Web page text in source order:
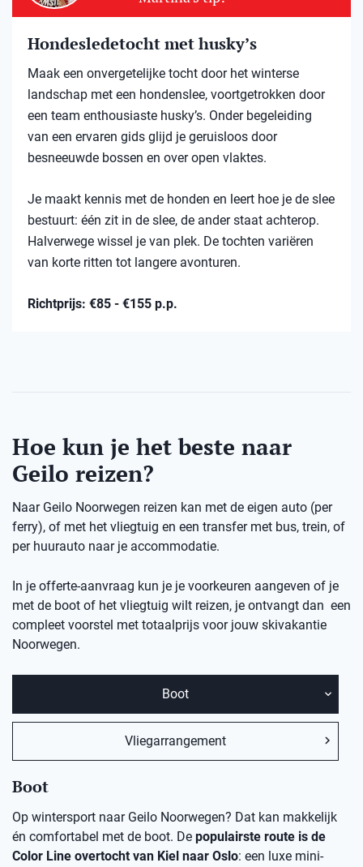
Hondesledetocht met husky’s
Maak een onvergetelijke tocht door het winterse
landschap met een hondenslee, voortgetrokken door
een team enthousiaste husky’s. Onder begeleiding
van een ervaren gids glijd je geruisloos door
besneeuwde bossen en over open vlaktes.
Je maakt kennis met de honden en leert hoe je de slee
bestuurt: één zit in de slee, de ander staat achterop.
Halverwege wissel je van plek. De tochten variëren
van korte ritten tot langere avonturen.
Richtprijs: €85 - €155 p.p.
Hoe kun je het beste naar
Geilo reizen?
Naar Geilo Noorwegen reizen kan met de eigen auto (per
ferry), of met het vliegtuig en een transfer met bus, trein, of
per huurauto naar je accommodatie.
In je offerte-aanvraag kun je je voorkeuren aangeven of je
met de boot of het vliegtuig wilt reizen, je ontvangt dan een
compleet voorstel met totaalprijs voor jouw skivakantie
Noorwegen.
Boot
Vliegarrangement
Boot
Op wintersport naar Geilo Noorwegen? Dat kan makkelijk
én comfortabel met de boot. De populairste route is de
Color Line overtocht van Kiel naar Oslo: een luxe mini-